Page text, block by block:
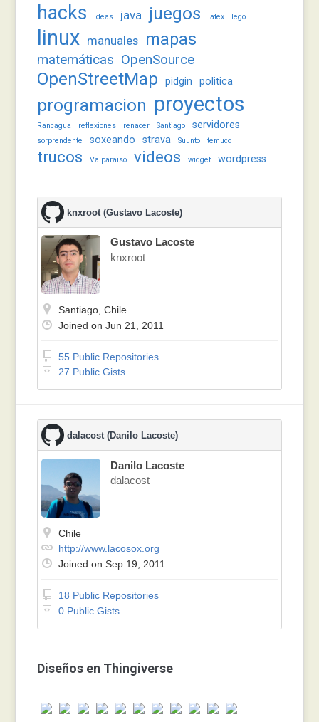
hacks ideas java juegos latex lego
linux manuales mapas
matemáticas OpenSource
OpenStreetMap pidgin politica
programacion proyectos
Rancagua reflexiones renacer Santiago servidores
sorprendente soxeando strava Suunto temuco
trucos Valparaiso videos widget wordpress
knxroot (Gustavo Lacoste)
Gustavo Lacoste
knxroot
Santiago, Chile
Joined on Jun 21, 2011
55 Public Repositories
27 Public Gists
dalacost (Danilo Lacoste)
Danilo Lacoste
dalacost
Chile
http://www.lacosox.org
Joined on Sep 19, 2011
18 Public Repositories
0 Public Gists
Diseños en Thingiverse